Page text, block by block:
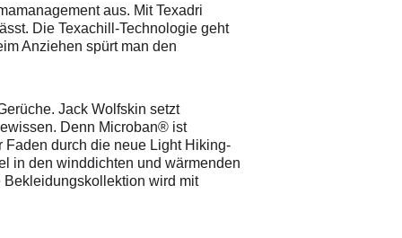
aus. Mit Texadri
Die Texachill-Technologie geht
Anziehen spürt man den
Jack Wolfskin setzt
Denn Microban® ist
durch die neue Light Hiking-
in den winddichten und wärmenden
Bekleidungskollektion wird mit